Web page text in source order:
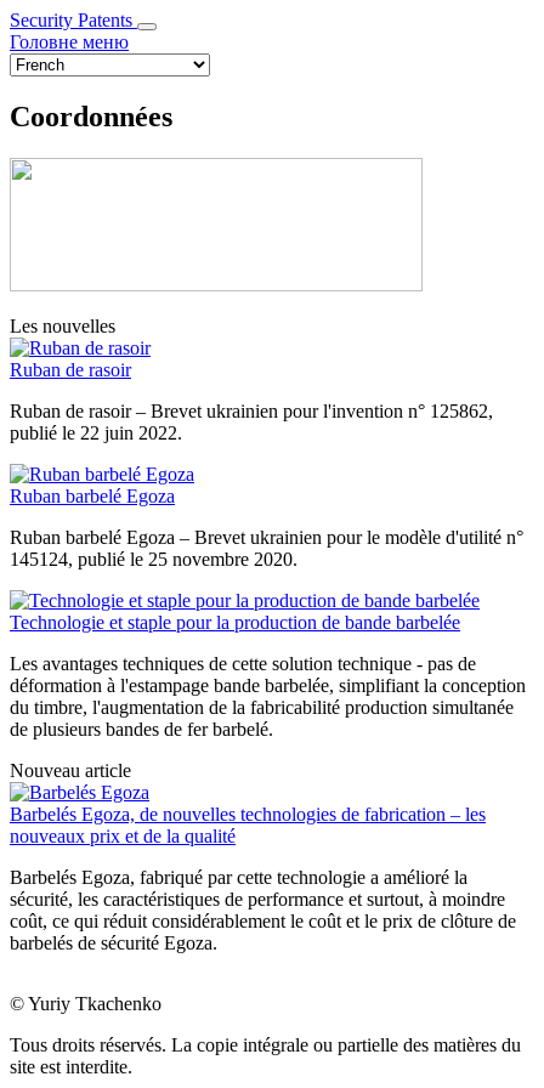
Security Patents
Головне меню
Select
language
Coordonnées
Les nouvelles
Ruban de rasoir
Ruban de rasoir – Brevet ukrainien pour l'invention n° 125862,
publié le 22 juin 2022.
Ruban barbelé Egoza
Ruban barbelé Egoza – Brevet ukrainien pour le modèle d'utilité n°
145124, publié le 25 novembre 2020.
Technologie et staple pour la production de bande barbelée
Les avantages techniques de cette solution technique - pas de
déformation à l'estampage bande barbelée, simplifiant la conception
du timbre, l'augmentation de la fabricabilité production simultanée
de plusieurs bandes de fer barbelé.
Nouveau article
Barbelés Egoza, de nouvelles technologies de fabrication – les
nouveaux prix et de la qualité
Barbelés Egoza, fabriqué par cette technologie a amélioré la
sécurité, les caractéristiques de performance et surtout, à moindre
coût, ce qui réduit considérablement le coût et le prix de clôture de
barbelés de sécurité Egoza.
© Yuriy Tkachenko
Tous droits réservés. La copie intégrale ou partielle des matières du
site est interdite.